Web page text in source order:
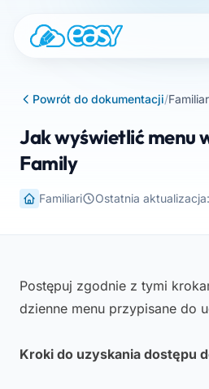
Powrót do dokumentacji/
Jak wyświetlić menu
Family
Familiari Ostatnia
Postępuj zgodnie z tymi
dzienne menu przypisane do
Kroki do uzyskania dostępu